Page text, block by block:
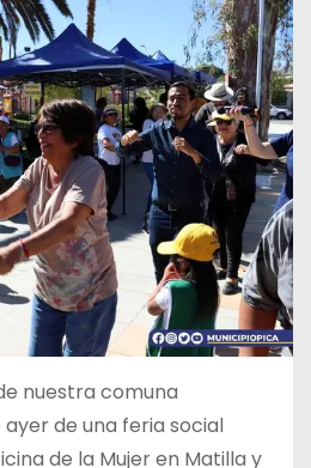
nuestra comuna
de una feria social
de la Mujer en Matilla y